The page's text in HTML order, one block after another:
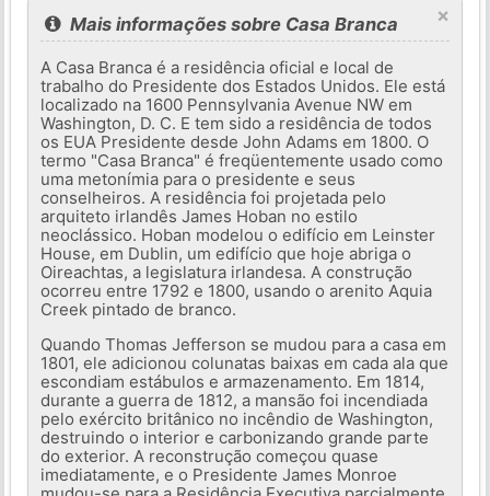
×
Mais informações sobre Casa Branca
A Casa Branca é a residência oficial e local de
trabalho do Presidente dos Estados Unidos. Ele está
localizado na 1600 Pennsylvania Avenue NW em
Washington, D. C. E tem sido a residência de todos
os EUA Presidente desde John Adams em 1800. O
termo "Casa Branca" é freqüentemente usado como
uma metonímia para o presidente e seus
conselheiros. A residência foi projetada pelo
arquiteto irlandês James Hoban no estilo
neoclássico. Hoban modelou o edifício em Leinster
House, em Dublin, um edifício que hoje abriga o
Oireachtas, a legislatura irlandesa. A construção
ocorreu entre 1792 e 1800, usando o arenito Aquia
Creek pintado de branco.
Quando Thomas Jefferson se mudou para a casa em
1801, ele adicionou colunatas baixas em cada ala que
escondiam estábulos e armazenamento. Em 1814,
durante a guerra de 1812, a mansão foi incendiada
pelo exército britânico no incêndio de Washington,
destruindo o interior e carbonizando grande parte
do exterior. A reconstrução começou quase
imediatamente, e o Presidente James Monroe